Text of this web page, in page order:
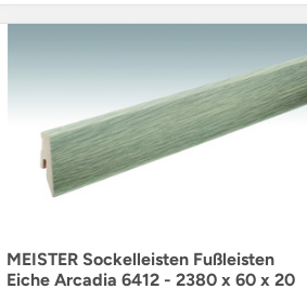
MEISTER Sockelleisten Fußleisten
Eiche Arcadia 6412 - 2380 x 60 x 20